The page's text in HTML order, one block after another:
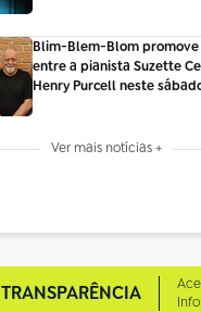
Blim-Blem-Blom promove
entre a pianista Suzette
Henry Purcell neste
Ver mais notícias +
TRANSPARÊNCIA